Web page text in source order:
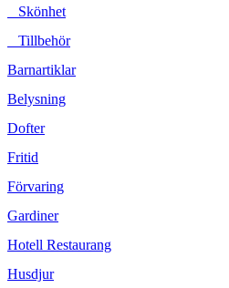
Skönhet
Tillbehör
Barnartiklar
Belysning
Dofter
Fritid
Förvaring
Gardiner
Hotell Restaurang
Husdjur